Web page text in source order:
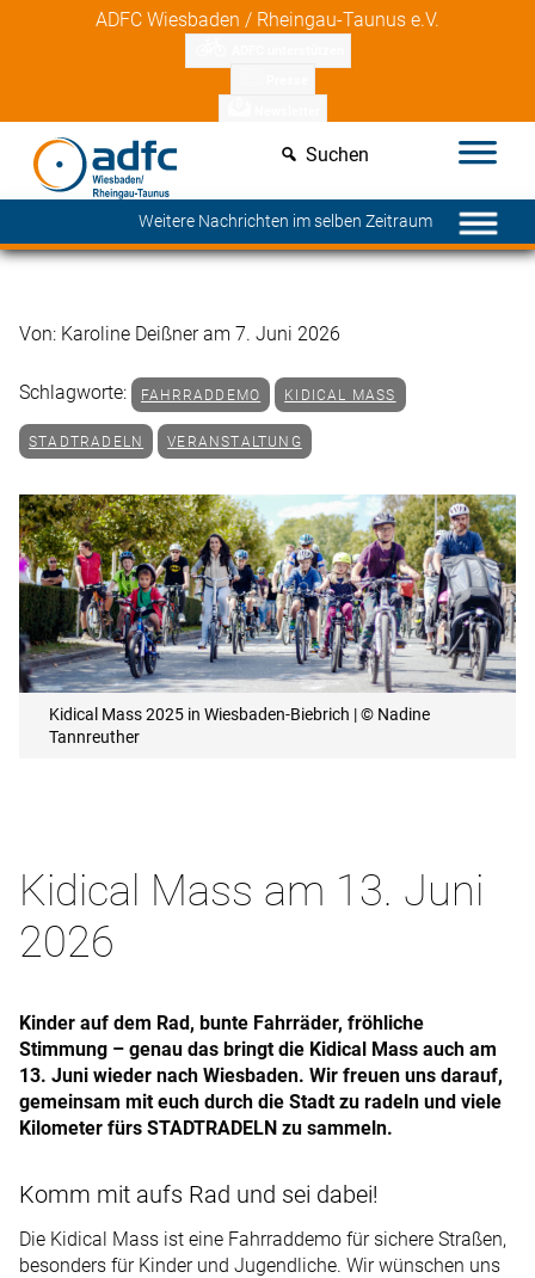
Mitgliedsvorteile entdecken
ADFC Wiesbaden / Rheingau-Taunus e.V.
Suchen
Weitere Nachrichten im selben Zeitraum
Von: Karoline Deißner am 7. Juni 2026
Schlagworte: FAHRRADDEMO KIDICAL MASS
STADTRADELN VERANSTALTUNG
Kidical Mass 2025 in Wiesbaden-Biebrich | © Nadine
Tannreuther
Kidical Mass am 13. Juni
2026
Kinder auf dem Rad, bunte Fahrräder, fröhliche
Stimmung – genau das bringt die Kidical Mass auch am
13. Juni wieder nach Wiesbaden. Wir freuen uns darauf,
gemeinsam mit euch durch die Stadt zu radeln und viele
Kilometer fürs STADTRADELN zu sammeln.
Komm mit aufs Rad und sei dabei!
Die Kidical Mass ist eine Fahrraddemo für sichere Straßen,
besonders für Kinder und Jugendliche. Wir wünschen uns